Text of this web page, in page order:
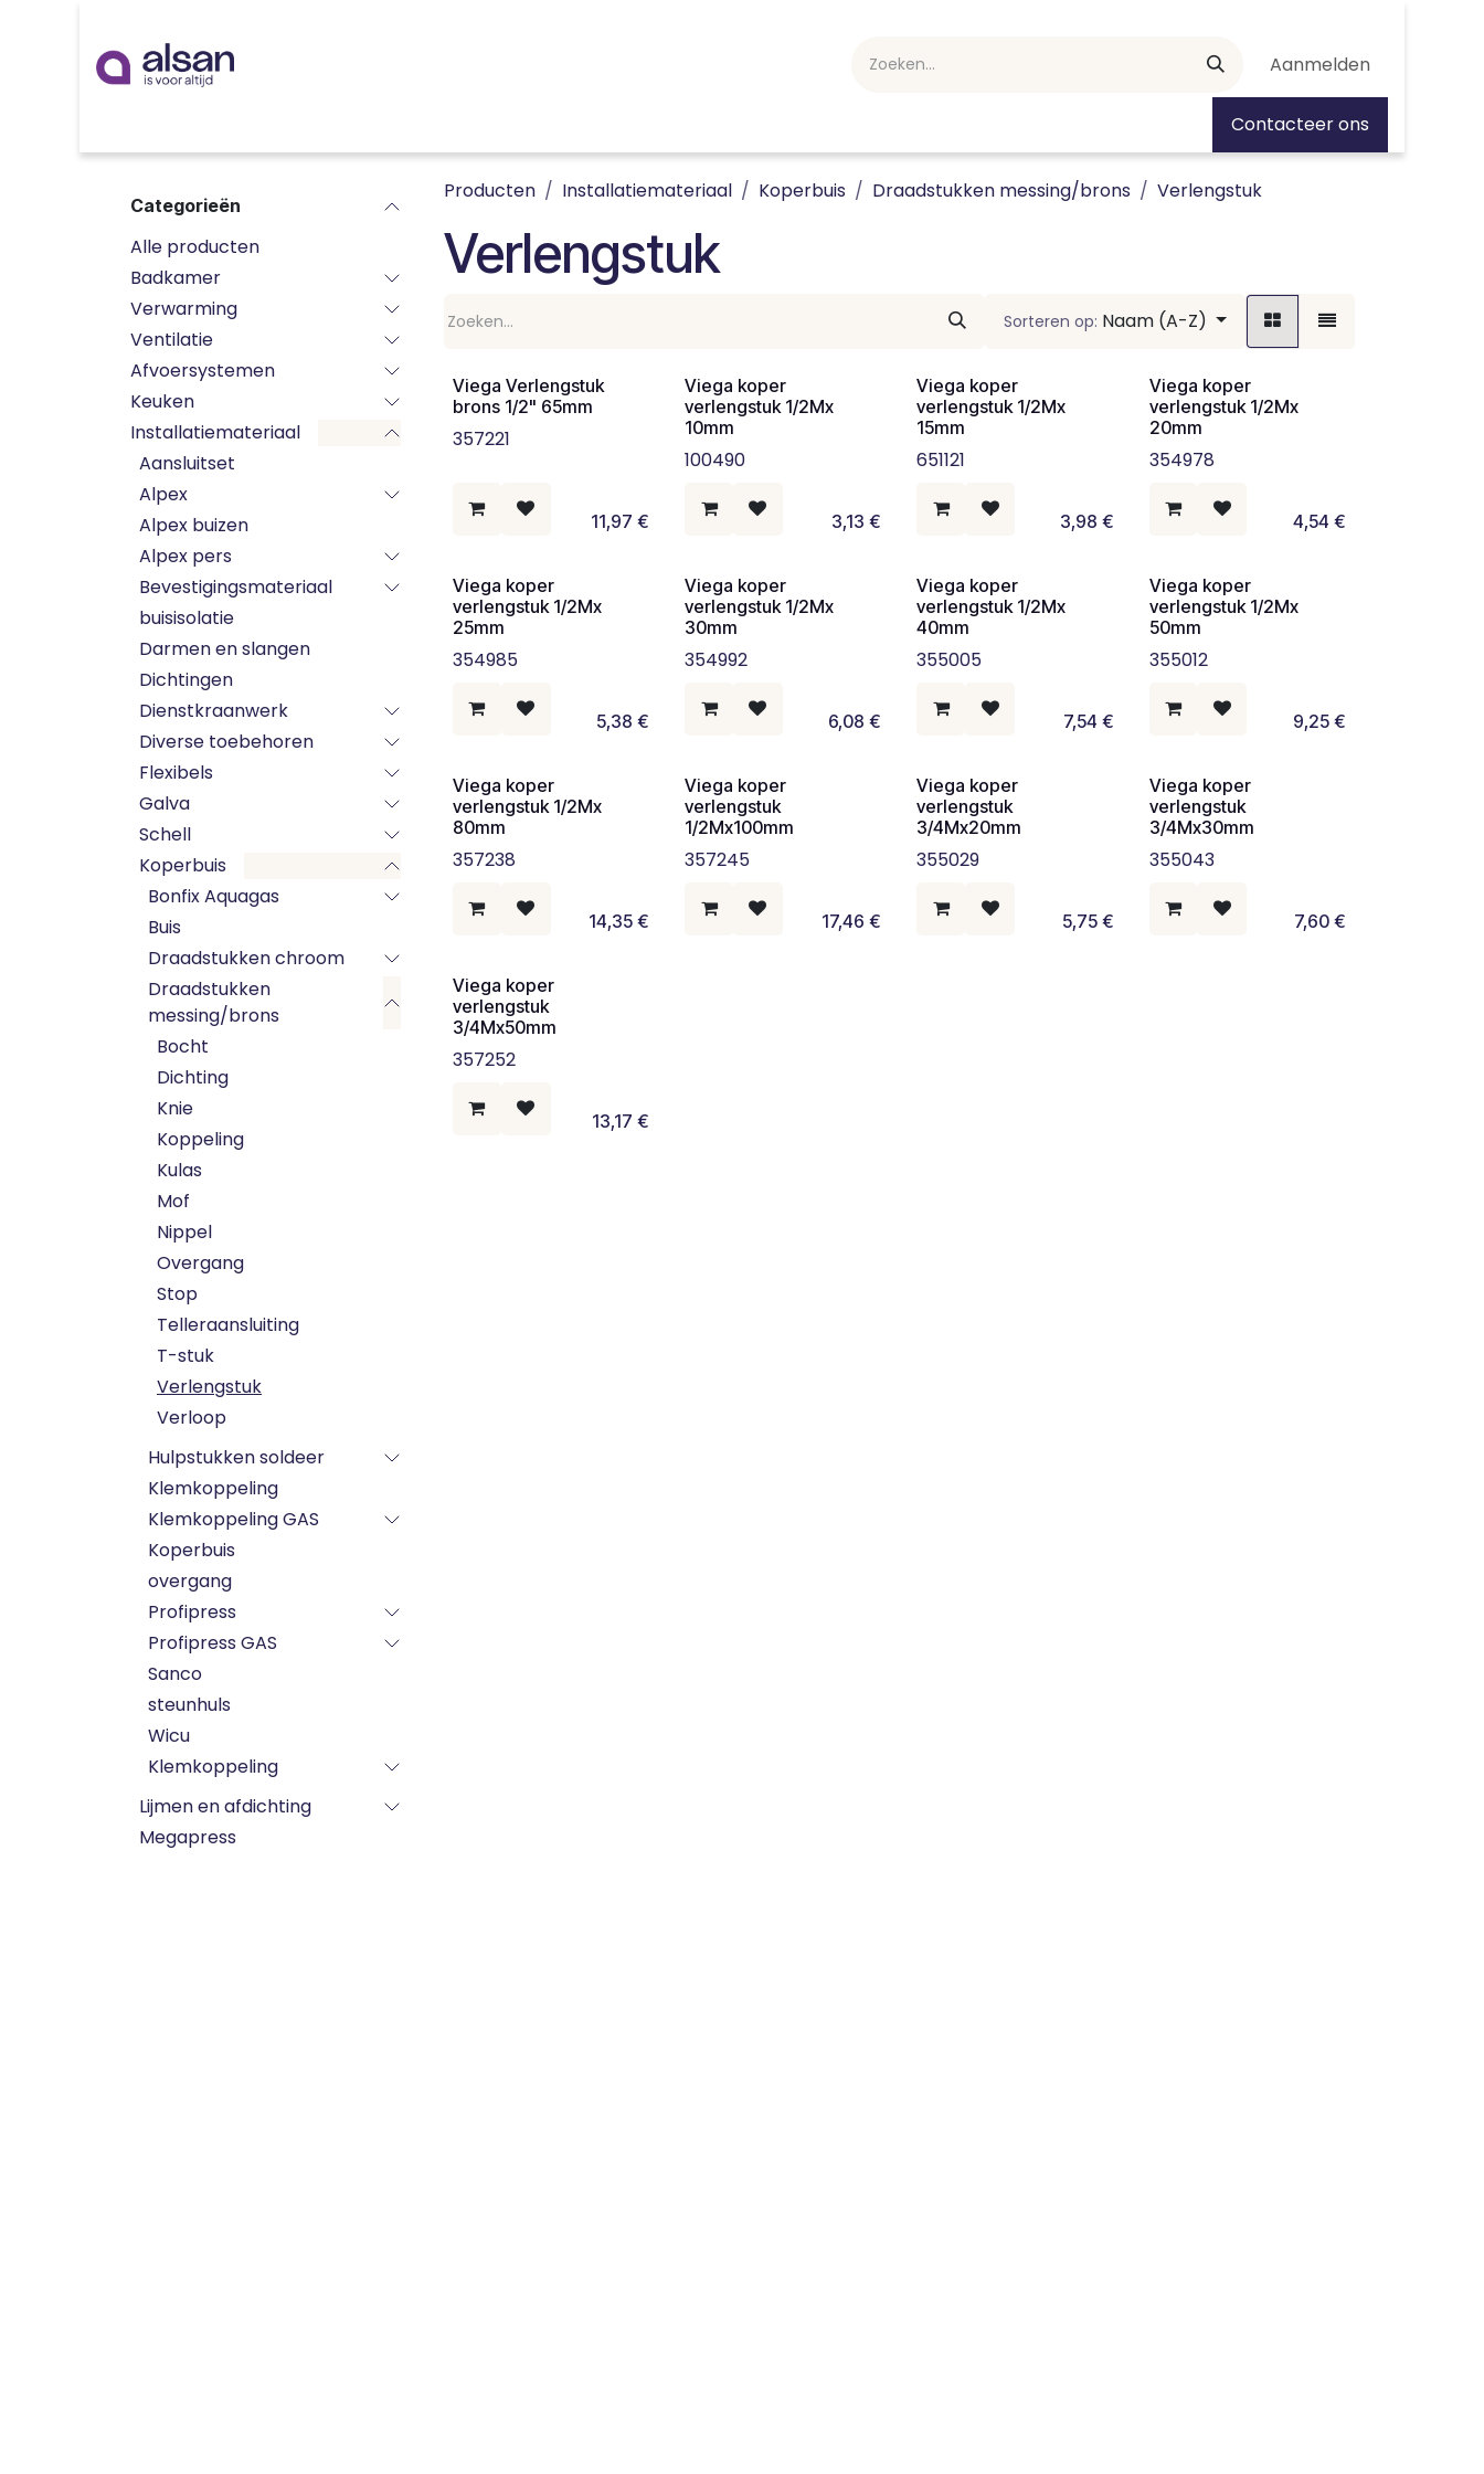
Aanmelden
Contacteer ons
Categorieën
Alle producten
Badkamer
Verwarming
Ventilatie
Afvoersystemen
Keuken
Installatiemateriaal
Aansluitset
Alpex
Alpex buizen
Alpex pers
Bevestigingsmateriaal
buisisolatie
Darmen en slangen
Dichtingen
Dienstkraanwerk
Diverse toebehoren
Flexibels
Galva
Schell
Koperbuis
Bonfix Aquagas
Buis
Draadstukken chroom
Draadstukken
messing/brons
Bocht
Dichting
Knie
Koppeling
Kulas
Mof
Nippel
Overgang
Stop
Telleraansluiting
T-stuk
Verlengstuk
Verloop
Hulpstukken soldeer
Klemkoppeling
Klemkoppeling GAS
Koperbuis
overgang
Profipress
Profipress GAS
Sanco
steunhuls
Wicu
Klemkoppeling
Lijmen en afdichting
Megapress
Producten Installatiemateriaal Koperbuis Draadstukken messing/brons Verlengstuk
Verlengstuk
Sorteren op: Naam (A-Z)
Viega Verlengstuk
brons 1/2" 65mm
357221
11,97 €
Viega koper
verlengstuk 1/2Mx
10mm
100490
3,13 €
Viega koper
verlengstuk 1/2Mx
15mm
651121
3,98 €
Viega koper
verlengstuk 1/2Mx
20mm
354978
4,54 €
Viega koper
verlengstuk 1/2Mx
25mm
354985
5,38 €
Viega koper
verlengstuk 1/2Mx
30mm
354992
6,08 €
Viega koper
verlengstuk 1/2Mx
40mm
355005
7,54 €
Viega koper
verlengstuk 1/2Mx
50mm
355012
9,25€
Viega koper
verlengstuk 1/2Mx
80mm
357238
14,35 €
Viega koper
verlengstuk
1/2Mx100mm
357245
17,46 €
Viega koper
verlengstuk
3/4Mx20mm
355029
5,75€
Viega koper
verlengstuk
3/4Mx30mm
355043
7,60€
Viega koper
verlengstuk
3/4Mx50mm
357252
13,17 €